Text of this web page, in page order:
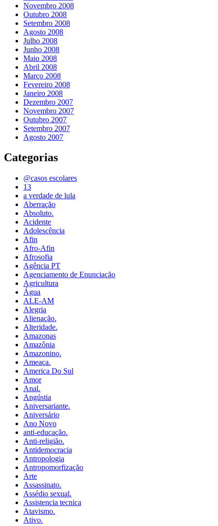
Novembro 2008
Outubro 2008
Setembro 2008
Agosto 2008
Julho 2008
Junho 2008
Maio 2008
Abril 2008
Março 2008
Fevereiro 2008
Janeiro 2008
Dezembro 2007
Novembro 2007
Outubro 2007
Setembro 2007
Agosto 2007
Categorias
@casos escolares
13
a verdade de lula
Aberração
Absoluto.
Acidente
Adolescência
Afin
Afro-Afin
Afrosofia
Agência PT
Agenciamento de Enunciação
Agricultura
Água
ALE-AM
Alegria
Alienação.
Alteridade.
Amazonas
Amazônia
Amazonino.
Ameaça.
America Do Sul
Amor
Anal.
Angústia
Aniversariante.
Aniversário
Ano Novo
anti-educação.
Anti-religião.
Antidemocracia
Antropologia
Antropomorfização
Arte
Assassinato.
Assédio sexual.
Assistencia tecnica
Atavismo.
Ativo.